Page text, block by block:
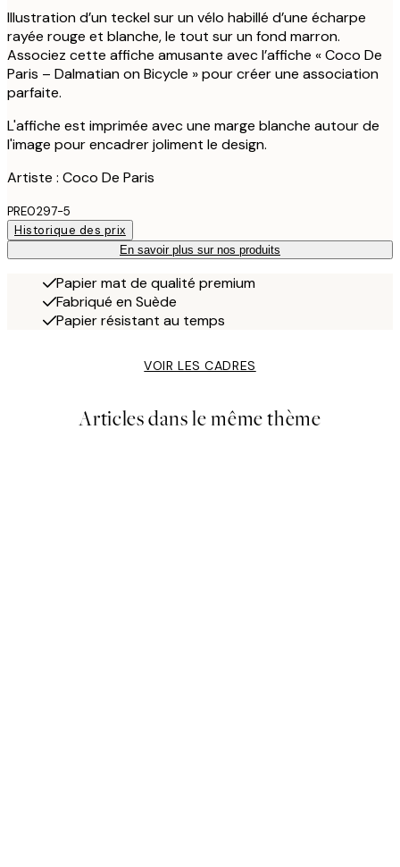
Illustration d’un teckel sur un vélo habillé d’une écharpe
rayée rouge et blanche, le tout sur un fond marron.
Associez cette affiche amusante avec l’affiche « Coco De
Paris – Dalmatian on Bicycle » pour créer une association
parfaite.
L'affiche est imprimée avec une marge blanche autour de
l'image pour encadrer joliment le design.
Artiste : Coco De Paris
PRE0297-5
Historique des prix
En savoir plus sur nos produits
Papier mat de qualité premium
Fabriqué en Suède
Papier résistant au temps
VOIR LES CADRES
Articles dans le même thème